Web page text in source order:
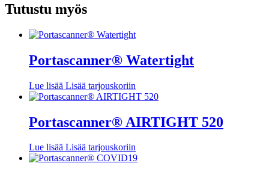
Tutustu myös
Portascanner® Watertight
Lue lisää Lisää tarjouskoriin
Portascanner® AIRTIGHT 520
Lue lisää Lisää tarjouskoriin